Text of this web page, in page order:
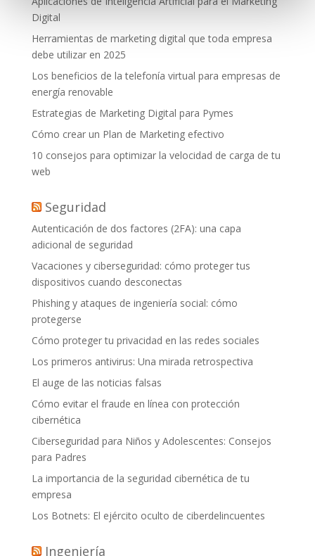
Digital
Herramientas de marketing digital que toda empresa
debe utilizar en 2025
Los beneficios de la telefonía virtual para empresas de
energía renovable
Estrategias de Marketing Digital para Pymes
Cómo crear un Plan de Marketing efectivo
10 consejos para optimizar la velocidad de carga de tu
web
Seguridad
Autenticación de dos factores (2FA): una capa
adicional de seguridad
Vacaciones y ciberseguridad: cómo proteger tus
dispositivos cuando desconectas
Phishing y ataques de ingeniería social: cómo
protegerse
Cómo proteger tu privacidad en las redes sociales
Los primeros antivirus: Una mirada retrospectiva
El auge de las noticias falsas
Cómo evitar el fraude en línea con protección
cibernética
Ciberseguridad para Niños y Adolescentes: Consejos
para Padres
La importancia de la seguridad cibernética de tu
empresa
Los Botnets: El ejército oculto de ciberdelincuentes
Ingeniería